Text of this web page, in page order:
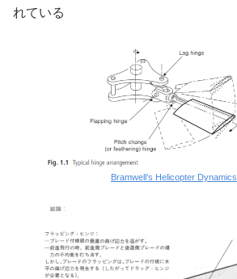
れている
Bramwell’s Helicopter Dynamics